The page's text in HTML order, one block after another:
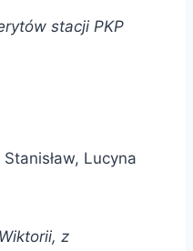
stacji PKP
Lucyna
z